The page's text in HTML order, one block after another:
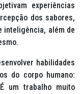
experiências
dos sabores,
inteligência, além de
habilidades
do corpo humano:
um trabalho muito